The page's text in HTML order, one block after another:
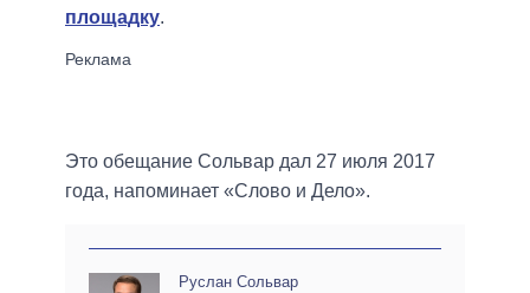
площадку.
Это обещание Сольвар дал 27 июля 2017
года, напоминает «Слово и Дело».
Руслан Сольвар